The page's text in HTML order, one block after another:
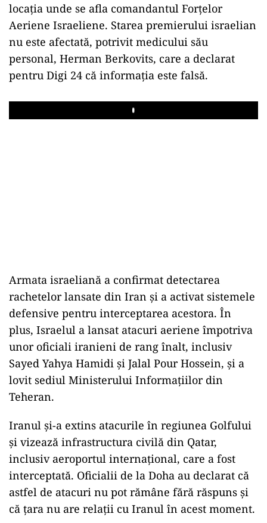
locația unde se afla comandantul Forțelor
Aeriene Israeliene. Starea premierului israelian
nu este afectată, potrivit medicului său
personal, Herman Berkovits, care a declarat
pentru Digi 24 că informația este falsă.
Play
Armata israeliană a confirmat detectarea
rachetelor lansate din Iran și a activat sistemele
defensive pentru interceptarea acestora. În
plus, Israelul a lansat atacuri aeriene împotriva
unor oficiali iranieni de rang înalt, inclusiv
Sayed Yahya Hamidi și Jalal Pour Hossein, și a
lovit sediul Ministerului Informațiilor din
Teheran.
Iranul și-a extins atacurile în regiunea Golfului
și vizează infrastructura civilă din Qatar,
inclusiv aeroportul internațional, care a fost
interceptată. Oficialii de la Doha au declarat că
astfel de atacuri nu pot rămâne fără răspuns și
că țara nu are relații cu Iranul în acest moment.